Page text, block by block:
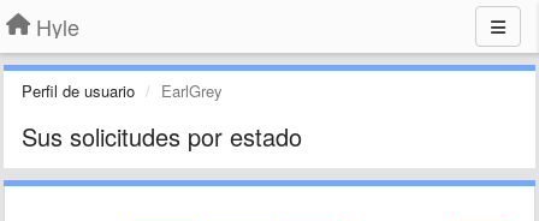
Hyle
Perfil de usuario EarlGrey
Sus solicitudes por estado